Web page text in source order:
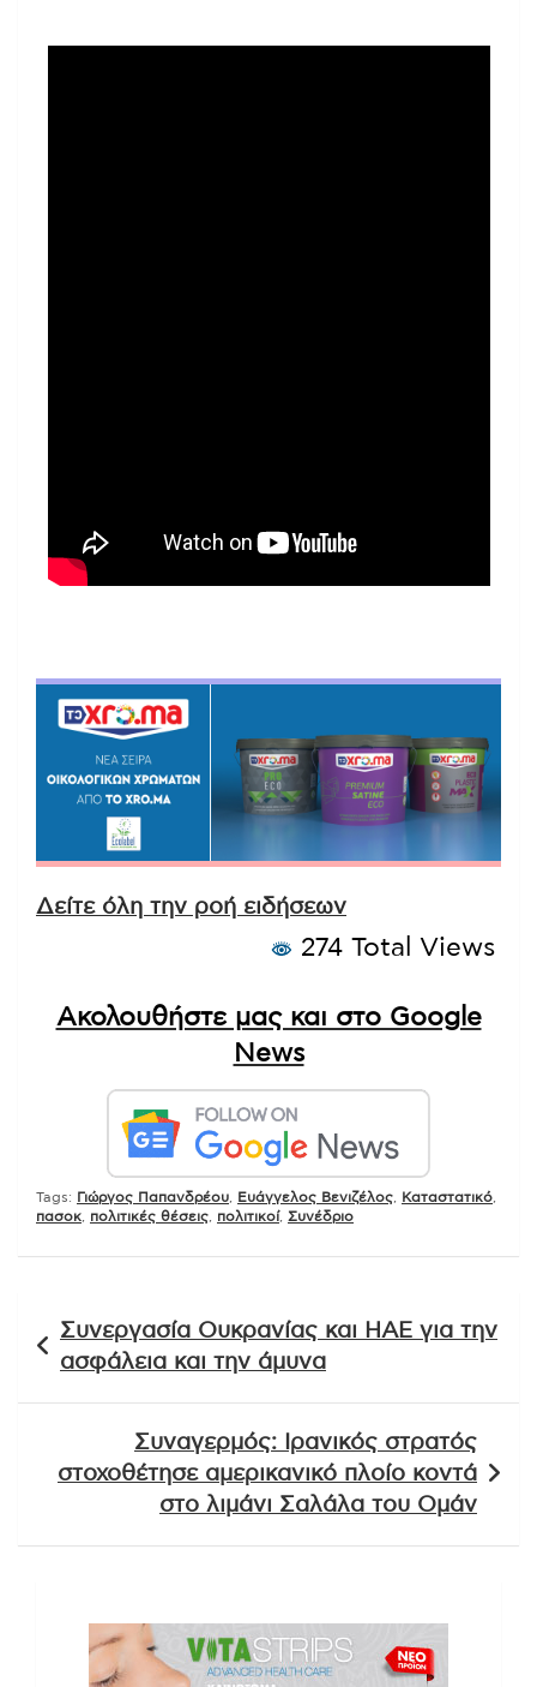
Δείτε όλη την ροή ειδήσεων
274 Total Views
Ακολουθήστε μας και στο Google
News
Tags: Γιώργος Παπανδρέου Ευάγγελος Βενιζέλος Καταστατικό
πασοκ
πολιτικές θέσεις πολιτικοί, Συνέδριο
άρθρων
Συνεργασία Ουκρανίας και ΗΑΕ για την
ασφάλεια και την άμυνα
Συναγερμός: Ιρανικός στρατός
στοχοθέτησε αμερικανικό πλοίο κοντά
στο λιμάνι Σαλάλα του Ομάν